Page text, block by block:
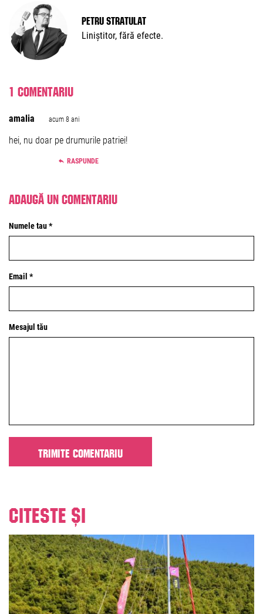
Petru Stratulat
Liniștitor, fără efecte.
1 comentariu
amalia acum 8 ani
hei, nu doar pe drumurile patriei!
RASPUNDE
Adaugă un comentariu
Numele tau *
Email *
Mesajul tău
Citeste și